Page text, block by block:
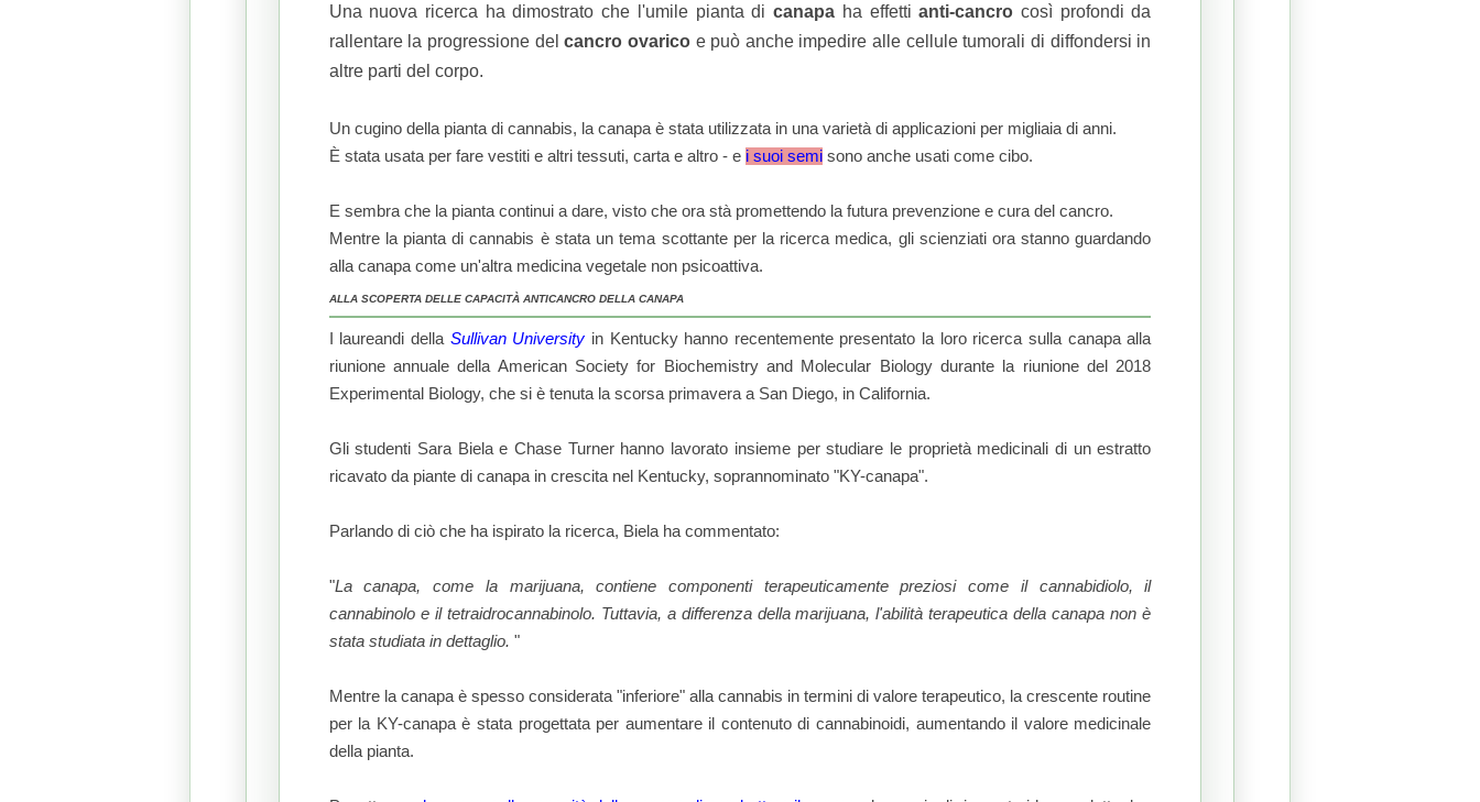
Una nuova ricerca ha dimostrato che l'umile pianta dicanapa ha effettianti-cancro così profondi da
rallentare la progressione delcancro ovaricoe può anche impedire alle cellule tumorali di diffondersi in
altre parti del corpo.
Un cugino della pianta di cannabis, la canapa è stata utilizzata in una varietà di applicazioni per migliaia di anni.
È stata usata per fare vestiti e altri tessuti, carta e altro - e i suoi semisono anche usati come cibo.
E sembra che la pianta continui a dare, visto che ora stà promettendo la futura prevenzione e cura del cancro.
Mentre la pianta di cannabis è stata un tema scottante per la ricerca medica, gli scienziati ora stanno guardando
alla canapa come un'altra medicina vegetale non psicoattiva.
ALLA SCOPERTA DELLE CAPACITÀ ANTICANCRO DELLA CANAPA
I laureandi della Sullivan University in Kentucky hanno recentemente presentato la loro ricerca sulla canapa alla
riunione annuale della American Society for Biochemistry and Molecular Biology durante la riunione del 2018
Experimental Biology, che si è tenuta la scorsa primavera a San Diego, in California.
Gli studenti Sara Biela e Chase Turner hanno lavorato insieme per studiare le proprietà medicinali di un estratto
ricavato da piante di canapa in crescita nel Kentucky, soprannominato "KY-canapa".
Parlando di ciò che ha ispirato la ricerca, Biela ha commentato:
"La canapa, come la marijuana, contiene componenti terapeuticamente preziosi come il cannabidiolo, il
cannabinolo e il tetraidrocannabinolo. Tuttavia, a differenza della marijuana, l'abilità terapeutica della canapa non è
stata studiata in dettaglio. "
Mentre la canapa è spesso considerata "inferiore" alla cannabis in termini di valore terapeutico, la crescente routine
per la KY-canapa è stata progettata per aumentare il contenuto di cannabinoidi, aumentando il valore medicinale
della pianta.